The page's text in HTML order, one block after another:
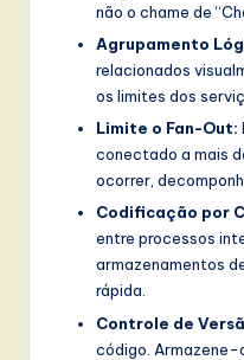
não o chame de
Agrupamento
relacionados
os limites dos
Limite o Fan-Out:
conectado a mais
ocorrer,
Codificação por
entre processos
armazenamentos
rápida.
Controle de
código. Armazene-